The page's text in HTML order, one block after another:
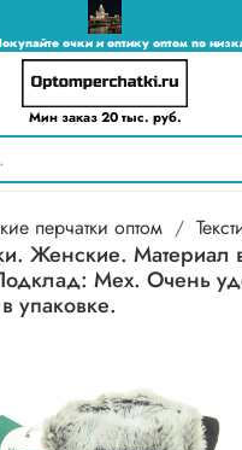
очки и оптику оптом по
Мин заказ 20 тыс. руб.
перчатки оптом
Женские. Материал
Мех. Очень
упаковке.